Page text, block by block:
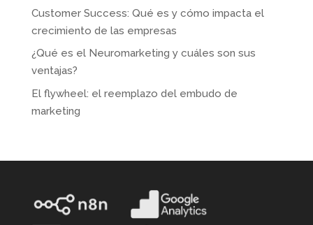
Customer Success: Qué es y cómo impacta el
crecimiento de las empresas
¿Qué es el Neuromarketing y cuáles son sus
ventajas?
El flywheel: el reemplazo del embudo de
marketing